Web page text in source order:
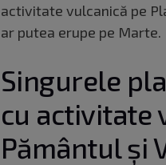
activitate vulcanică pe
ar putea erupe pe Marte.
Singurele
cu activitate
Pământul și